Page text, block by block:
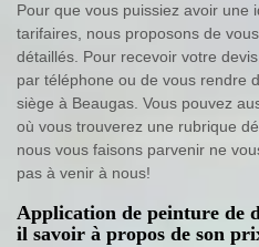
Pour que vous puissiez avoir une
tarifaires, nous proposons de
détaillés. Pour recevoir votre
par téléphone ou de vous rendre
siège à Beaugas. Vous pouvez
où vous trouverez une rubrique
nous vous faisons parvenir ne
pas à venir à nous!
Application de peinture de
il savoir à propos de son